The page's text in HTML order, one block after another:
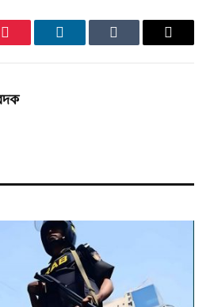
PinterestLinkedInTumblr Email